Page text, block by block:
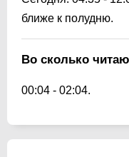
ближе к полудню.
Во сколько
00:04 - 02:04.